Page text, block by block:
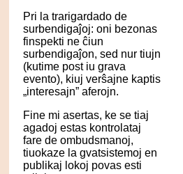
Pri la trarigardado de
surbendigaĵoj: oni bezonas
finspekti ne ĉiun
surbendigaĵon, sed nur tiujn
(kutime post iu grava
evento), kiuj verŝajne kaptis
„interesajn” aferojn.
Fine mi asertas, ke se tiaj
agadoj estas kontrolataj
fare de ombudsmanoj,
tiuokaze la gvatsistemoj en
publikaj lokoj povas esti